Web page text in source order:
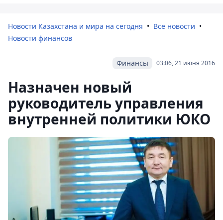
Новости Казахстана и мира на сегодня
Все новости
Новости финансов
03:06, 21 июня 2016
Финансы
Назначен новый
руководитель управления
внутренней политики ЮКО